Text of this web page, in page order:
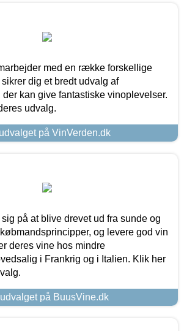
med en række forskellige
dig et bredt udvalg af
kan give fantastiske vinoplevelser.
udvalg.
på VinVerden.dk
på at blive drevet ud fra sunde og
og levere god vin
deres vine hos mindre
i Frankrig og i Italien. Klik her
på BuusVine.dk